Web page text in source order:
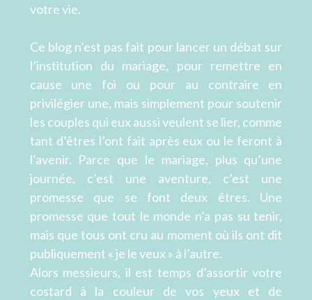
votre vie.
Ce blog n’est pas fait pour lancer un débat sur
l’institution du mariage, pour remettre en
cause une foi ou pour au contraire en
privilégier une, mais simplement pour soutenir
les couples qui eux aussi veulent se lier, comme
tant d’êtres l’ont fait après eux ou le feront à
l’avenir. Parce que le mariage, plus qu’une
journée, c’est une aventure, c’est une
promesse que se font deux êtres. Une
promesse que tout le monde n’a pas su tenir,
mais que tous ont cru au moment où ils ont dit
publiquement « je le veux » à l’autre.
Alors messieurs, il est temps d’assortir votre
costard à la couleur de vos yeux et de